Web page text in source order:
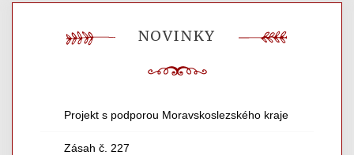
NOVINKY
Projekt s podporou Moravskoslezského kraje
Zásah č. 227